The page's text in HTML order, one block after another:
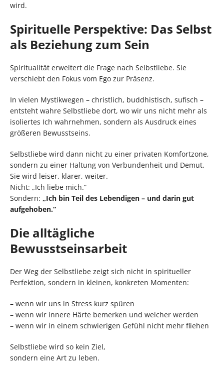
wird.
Spirituelle Perspektive: Das Selbst
als Beziehung zum Sein
Spiritualität erweitert die Frage nach Selbstliebe. Sie
verschiebt den Fokus vom Ego zur Präsenz.
In vielen Mystikwegen – christlich, buddhistisch, sufisch –
entsteht wahre Selbstliebe dort, wo wir uns nicht mehr als
isoliertes Ich wahrnehmen, sondern als Ausdruck eines
größeren Bewusstseins.
Selbstliebe wird dann nicht zu einer privaten Komfortzone,
sondern zu einer Haltung von Verbundenheit und Demut.
Sie wird leiser, klarer, weiter.
Nicht: „Ich liebe mich.“
Sondern: „Ich bin Teil des Lebendigen – und darin gut
aufgehoben.“
Die alltägliche
Bewusstseinsarbeit
Der Weg der Selbstliebe zeigt sich nicht in spiritueller
Perfektion, sondern in kleinen, konkreten Momenten:
– wenn wir uns in Stress kurz spüren
– wenn wir innere Härte bemerken und weicher werden
– wenn wir in einem schwierigen Gefühl nicht mehr fliehen
Selbstliebe wird so kein Ziel,
sondern eine Art zu leben.